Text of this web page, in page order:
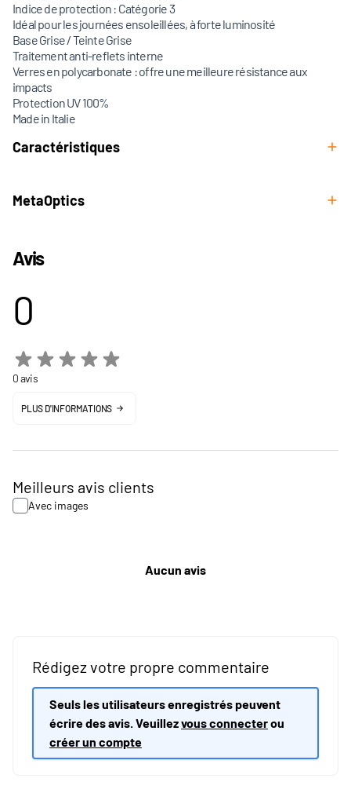
Indice de protection : Catégorie 3
Idéal pour les journées ensoleillées, à forte luminosité
Base Grise / Teinte Grise
Traitement anti-reflets interne
Verres en polycarbonate : offre une meilleure résistance aux
impacts
Protection UV 100%
Made in Italie
Caractéristiques
MetaOptics
Avis
0
0 avis
PLUS D'INFORMATIONS
Meilleurs avis clients
Avec images
Aucun avis
Rédigez votre propre commentaire
Seuls les utilisateurs enregistrés peuvent
écrire des avis. Veuillezvous connecterou
créer un compte